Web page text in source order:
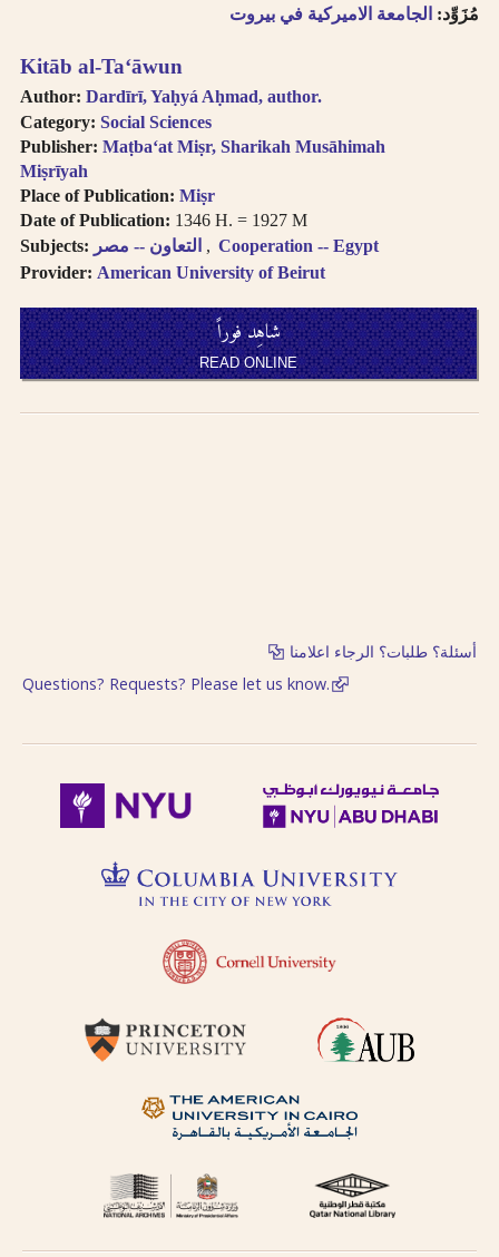
Kitāb al-Taʻāwun
Author: Dardīrī, Yaḥyá Aḥmad, author.
Category: Social Sciences
Publisher: Maṭbaʻat Miṣr, Sharikah Musāhimah
Miṣrīyah
Place of Publication: Miṣr
Date of Publication: 1346 H. = 1927 M
Subjects: التعاون -- مصر
Cooperation -- Egypt
Provider: American University of Beirut
شاهِد فوراً
READ ONLINE
مُزَوِّد: الجامعة الاميركية في بيروت
أسئلة؟ طلبات؟ الرجاء اعلامنا
Questions? Requests? Please let us know.